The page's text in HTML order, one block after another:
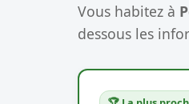
Vous habitez à
dessous les